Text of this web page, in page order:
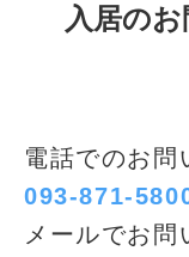
入居の
電話でのお問
093-871-
メールでお